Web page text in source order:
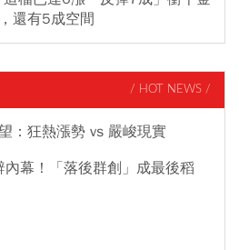
還有5成空間
/ HOT NEWS /
：狂熱漲勢 vs 嚴峻現實
幕！「落後群創」成最後稻